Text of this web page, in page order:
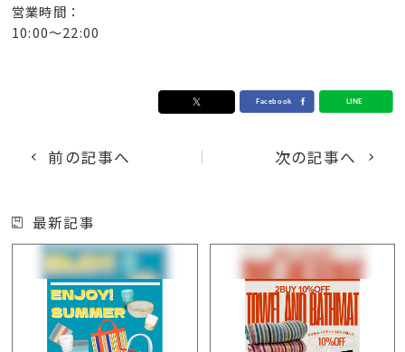
営業時間：
10:00〜22:00
前の記事へ 次の記事へ
最新記事